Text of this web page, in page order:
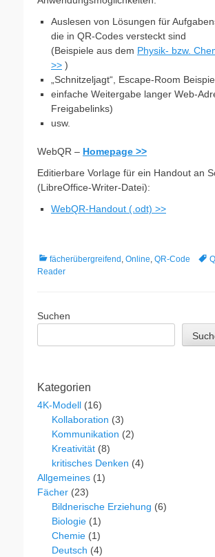
Auslesen von Lösungen für
die in QR-Codes versteckt sind
(Beispiele aus dem Physik- bzw.
>> )
„Schnitzeljagt“, Escape-Room
einfache Weitergabe langer Web-
Freigabelinks)
usw.
WebQR – Homepage >>
Editierbare Vorlage für ein Handout an
(LibreOffice-Writer-Datei):
WebQR-Handout (.odt) >>
Kategorien
fächerübergreifend , Online, QR-Code
Reader
Suchen
Kategorien
4K-Modell (16)
Kollaboration (3)
Kommunikation (2)
Kreativität (8)
kritisches Denken (4)
Allgemeines (1)
Fächer (23)
Bildnerische Erziehung (6)
Biologie (1)
Chemie (1)
Deutsch (4)